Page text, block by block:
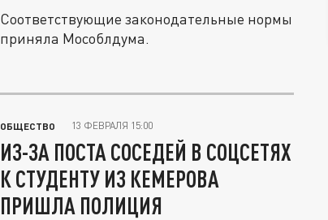
Соответствующие законодательные нормы
приняла Мособлдума.
ОБЩЕСТВО 13 ФЕВРАЛЯ 15:00
ИЗ-ЗА ПОСТА СОСЕДЕЙ В СОЦСЕТЯХ
К СТУДЕНТУ ИЗ КЕМЕРОВА
ПРИШЛА ПОЛИЦИЯ